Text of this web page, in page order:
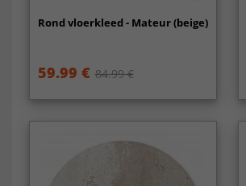
Rond vloerkleed - Mateur (beige)
59.99 € 84.99 €